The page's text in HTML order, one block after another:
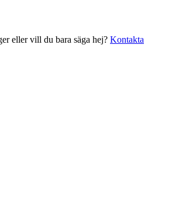
eller vill du bara säga hej? Kontakta